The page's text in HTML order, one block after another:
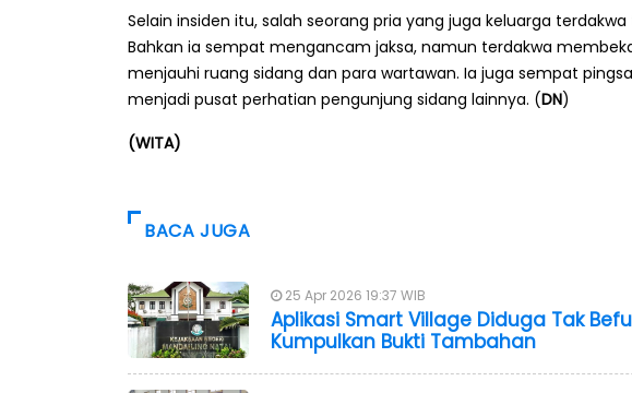
Selain insiden itu, salah seorang pria yang juga keluarga
Bahkan ia sempat mengancam jaksa, namun terdakwa
menjauhi ruang sidang dan para wartawan. Ia juga sempat
menjadi pusat perhatian pengunjung sidang lainnya. (DN)
(WITA)
BACA JUGA
25 Apr 2026 19:37 WIB
Aplikasi Smart Village Diduga Tak
Kumpulkan Bukti Tambahan